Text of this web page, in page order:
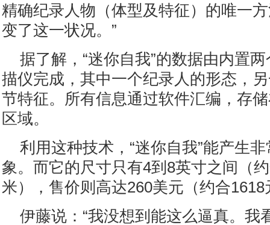
精确纪录人物（体型及特征）的唯一
变了这一状况。”
据了解，“迷你自我”的数据由内置
描仪完成，其中一个纪录人的形态，
节特征。所有信息通过软件汇编，存
区域。
利用这种技术，“迷你自我”能产生
象。而它的尺寸只有4到8英寸之间（
米），售价则高达260美元（约合
伊藤说：“我没想到能这么逼真。我